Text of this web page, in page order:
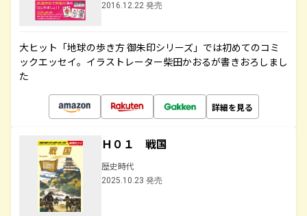
2016.12.22 発売
大ヒット「地球の歩き方 御朱印シリーズ」では初めてのコミ
ックエッセイ。イラストレーター柴田かおるが書きおろしまし
た
詳細を見る
Ｈ０１ 戦国
歴史時代
2025.10.23 発売